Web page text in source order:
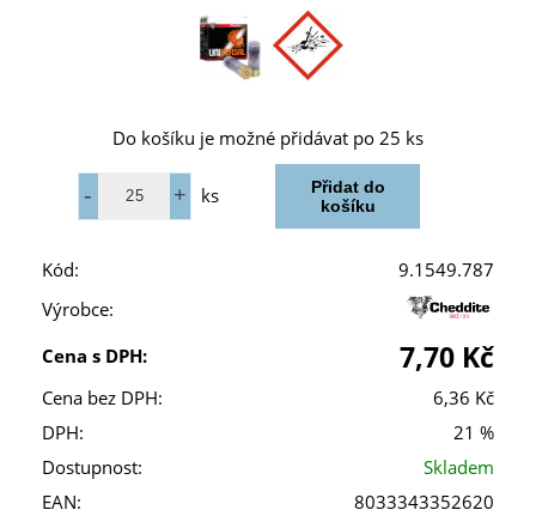
Do košíku je možné přidávat po 25 ks
ks
Kód:
9.1549.787
Výrobce:
Cena s DPH:
7,70 Kč
Cena bez DPH:
6,36 Kč
DPH:
21 %
Dostupnost:
Skladem
EAN:
8033343352620